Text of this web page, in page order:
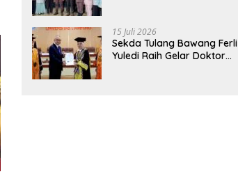
Bergizi Gratis di Natar
15 Juli 2026
Sekda Tulang Bawang Ferli
Yuledi Raih Gelar Doktor